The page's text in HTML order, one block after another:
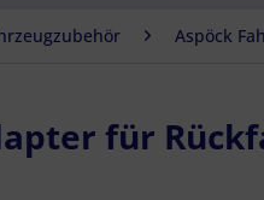
Aspöck
für